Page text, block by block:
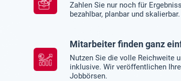
Zahlen Sie nur noch für
bezahlbar, planbar und skalierbar.
Mitarbeiter finden ganz
Nutzen Sie die volle Reichweite
inklusive. Wir veröffentlichen
Jobbörsen.